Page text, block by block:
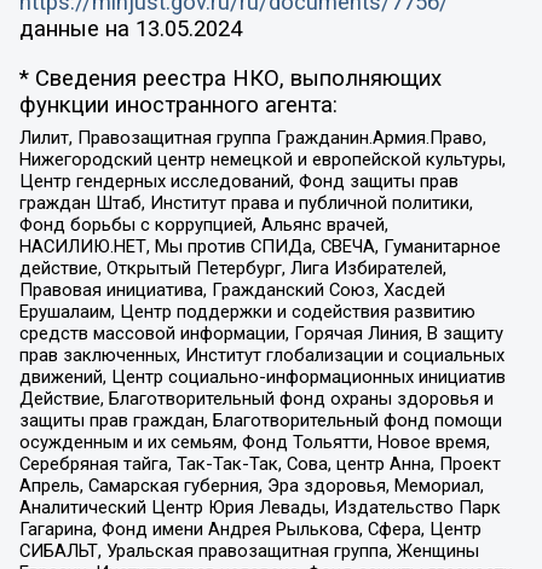
данные на 13.05.2024
* Сведения реестра НКО, выполняющих
функции иностранного агента:
Лилит, Правозащитная группа Гражданин.Армия.Право,
Нижегородский центр немецкой и европейской культуры,
Центр гендерных исследований, Фонд защиты прав
граждан Штаб, Институт права и публичной политики,
Фонд борьбы с коррупцией, Альянс врачей,
НАСИЛИЮ.НЕТ, Мы против СПИДа, СВЕЧА, Гуманитарное
действие, Открытый Петербург, Лига Избирателей,
Правовая инициатива, Гражданский Союз, Хасдей
Ерушалаим, Центр поддержки и содействия развитию
средств массовой информации, Горячая Линия, В защиту
прав заключенных, Институт глобализации и социальных
движений, Центр социально-информационных инициатив
Действие, Благотворительный фонд охраны здоровья и
защиты прав граждан, Благотворительный фонд помощи
осужденным и их семьям, Фонд Тольятти, Новое время,
Серебряная тайга, Так-Так-Так, Сова, центр Анна, Проект
Апрель, Самарская губерния, Эра здоровья, Мемориал,
Аналитический Центр Юрия Левады, Издательство Парк
Гагарина, Фонд имени Андрея Рылькова, Сфера, Центр
СИБАЛЬТ, Уральская правозащитная группа, Женщины